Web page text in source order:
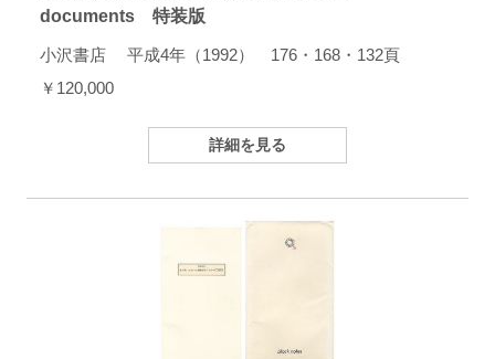
documents 特装版
小沢書店 平成4年（1992） 176・168・132頁
￥120,000
詳細を見る